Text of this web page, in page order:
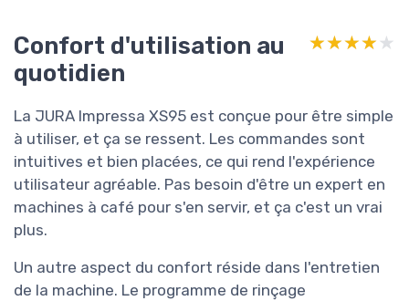
Confort d'utilisation au
quotidien
★★★★★
★★★★★
La JURA Impressa XS95 est conçue pour être simple
à utiliser, et ça se ressent. Les commandes sont
intuitives et bien placées, ce qui rend l'expérience
utilisateur agréable. Pas besoin d'être un expert en
machines à café pour s'en servir, et ça c'est un vrai
plus.
Un autre aspect du confort réside dans l'entretien
de la machine. Le programme de rinçage